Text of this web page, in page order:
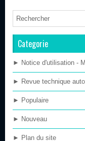
Categorie
► Notice d'utilisation -
► Revue technique
► Populaire
► Nouveau
► Plan du site